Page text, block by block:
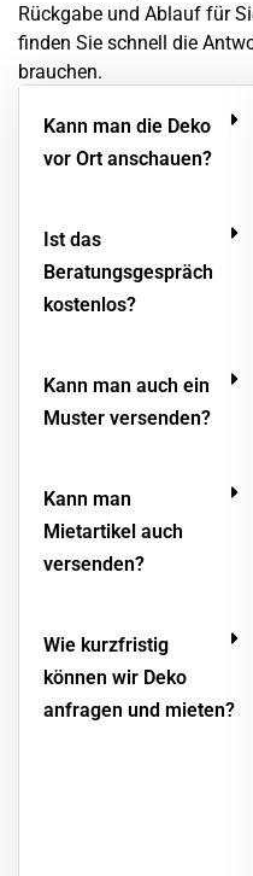
Rückgabe und Ablauf für
finden Sie schnell die
brauchen.
Kann man die Deko
vor Ort anschauen?
Ist das
Beratungsgespräch
kostenlos?
Kann man auch ein
Muster versenden?
Kann man
Mietartikel auch
versenden?
Wie kurzfristig
können wir Deko
anfragen und mieten?